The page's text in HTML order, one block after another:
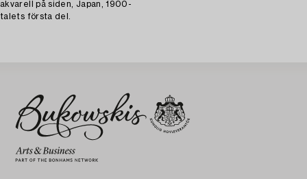
akvarell på siden, Japan, 1900-
talets första del.